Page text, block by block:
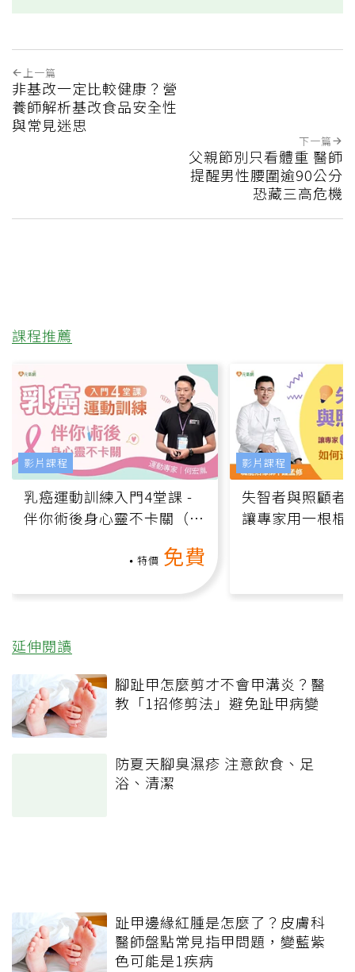
上一篇
非基改一定比較健康？營
養師解析基改食品安全性
與常見迷思
下一篇
父親節別只看體重 醫師
提醒男性腰圍逾90公分
恐藏三高危機
課程推薦
乳癌運動訓練入門4堂課 -
伴你術後身心靈不卡關（線
特價 免費
影片課程
失智者與照顧者
讓專家用一根棍
影片課程
延伸閱讀
腳趾甲怎麼剪才不會甲溝炎？醫
教「1招修剪法」避免趾甲病變
防夏天腳臭濕疹 注意飲食、足
浴、清潔
趾甲邊緣紅腫是怎麼了？皮膚科
醫師盤點常見指甲問題，變藍紫
色可能是1疾病